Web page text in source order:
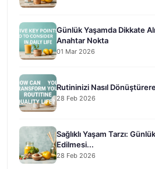
Günlük Yaşamda Dikkate
Anahtar Nokta
01 Mar 2026
Rutininizi Nasıl
28 Feb 2026
Sağlıklı Yaşam Tarzı:
Edilmesi...
28 Feb 2026